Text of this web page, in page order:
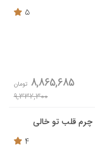
5
8,865,685 تومان
9,332,300
چرم قلب تو خالی
4